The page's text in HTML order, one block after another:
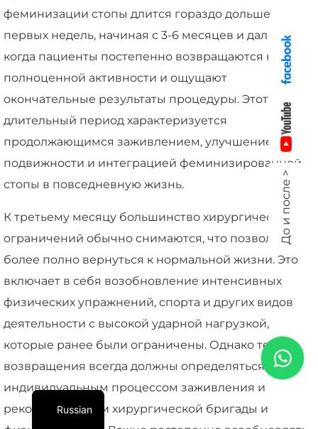
феминизации стопы длится гораздо дольше
первых недель, начиная с 3-6 месяцев и далее,
когда пациенты постепенно возвращаются к
полноценной активности и ощущают
окончательные результаты процедуры. Этот
длительный период характеризуется
продолжающимся заживлением, улучшением
подвижности и интеграцией феминизированной
стопы в повседневную жизнь.
К третьему месяцу большинство хирургических
ограничений обычно снимаются, что позволяет
более полно вернуться к нормальной жизни. Это
включает в себя возобновление интенсивных
физических упражнений, спорта и других видов
деятельности с высокой ударной нагрузкой,
которые ранее были ограничены. Однако темпы
возвращения всегда должны определяться
индивидуальным процессом заживления и
рекомендациями хирургической бригады и
До и после >
Russian